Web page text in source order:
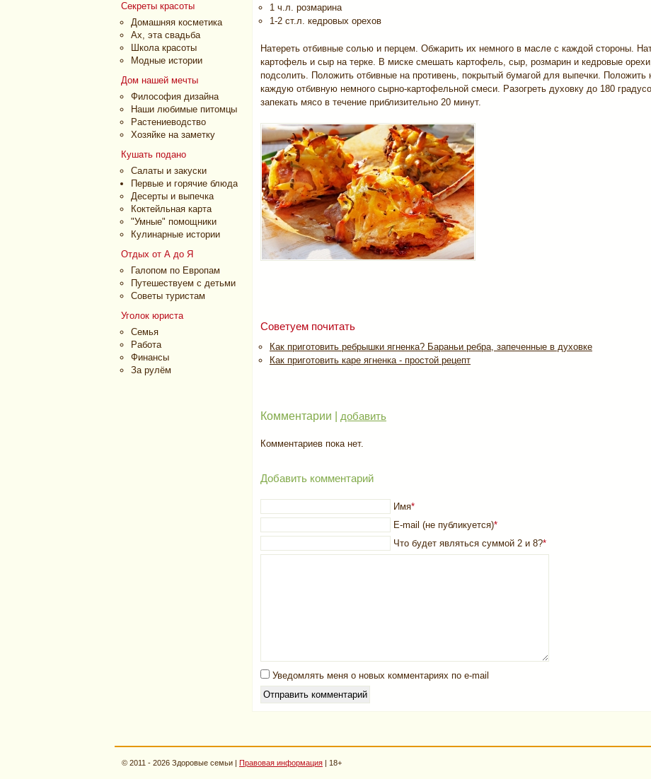
Секреты красоты
Домашняя косметика
Ах, эта свадьба
Школа красоты
Модные истории
Дом нашей мечты
Философия дизайна
Наши любимые питомцы
Растениеводство
Хозяйке на заметку
Кушать подано
Салаты и закуски
Первые и горячие блюда
Десерты и выпечка
Коктейльная карта
"Умные" помощники
Кулинарные истории
Отдых от А до Я
Галопом по Европам
Путешествуем с детьми
Советы туристам
Уголок юриста
Семья
Работа
Финансы
За рулём
1 ч.л. розмарина
1-2 ст.л. кедровых орехов
Натереть отбивные солью и перцем. Обжарить их немного в масле с каждой стороны.
картофель и сыр на терке. В миске смешать картофель, сыр, розмарин и кедровые
подсолить. Положить отбивные на противень, покрытый бумагой для выпечки. Положить
каждую отбивную немного сырно-картофельной смеси. Разогреть духовку до 180
запекать мясо в течение приблизительно 20 минут.
Советуем почитать
Как приготовить ребрышки ягненка? Бараньи ребра, запеченные в духовке
Как приготовить каре ягненка - простой рецепт
Комментарии | добавить
Комментариев пока нет.
Добавить комментарий
Имя*
E-mail (не публикуется)*
Что будет являться суммой 2 и 8?*
Уведомлять меня о новых комментариях по e-mail
© 2011 - 2026 Здоровые семьи | Правовая информация | 18+